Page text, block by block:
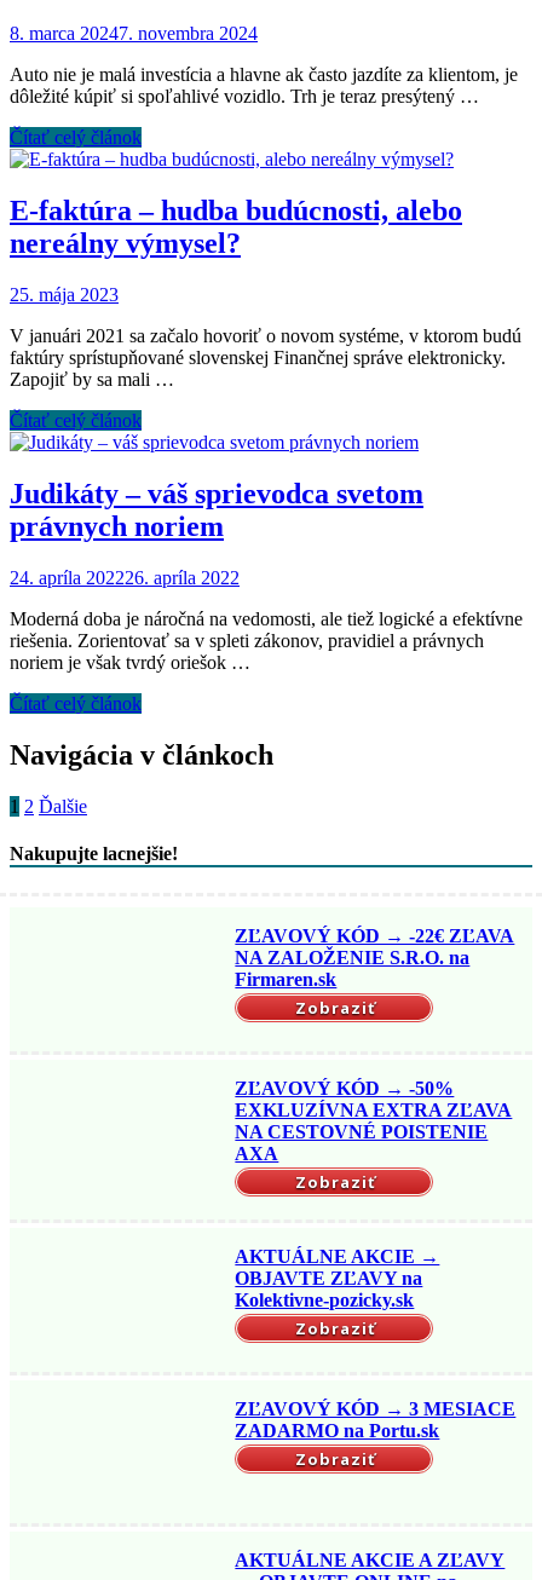
8. marca 20247. novembra 2024
Auto nie je malá investícia a hlavne ak často jazdíte za klientom, je
dôležité kúpiť si spoľahlivé vozidlo. Trh je teraz presýtený …
Čítať celý článok
E-faktúra – hudba budúcnosti, alebo
nereálny výmysel?
25. mája 2023
V januári 2021 sa začalo hovoriť o novom systéme, v ktorom budú
faktúry sprístupňované slovenskej Finančnej správe elektronicky.
Zapojiť by sa mali …
Čítať celý článok
Judikáty – váš sprievodca svetom
právnych noriem
24. apríla 202226. apríla 2022
Moderná doba je náročná na vedomosti, ale tiež logické a efektívne
riešenia. Zorientovať sa v spleti zákonov, pravidiel a právnych
noriem je však tvrdý oriešok …
Čítať celý článok
Navigácia v článkoch
1 2 Ďalšie
Nakupujte lacnejšie!
ZĽAVOVÝ KÓD → -22€ ZĽAVA
NA ZALOŽENIE S.R.O. na
Firmaren.sk
Zobraziť
ZĽAVOVÝ KÓD → -50%
EXKLUZÍVNA EXTRA ZĽAVA
NA CESTOVNÉ POISTENIE
AXA
Zobraziť
AKTUÁLNE AKCIE →
OBJAVTE ZĽAVY na
Kolektivne-pozicky.sk
Zobraziť
ZĽAVOVÝ KÓD → 3 MESIACE
ZADARMO na Portu.sk
Zobraziť
AKTUÁLNE AKCIE A ZĽAVY